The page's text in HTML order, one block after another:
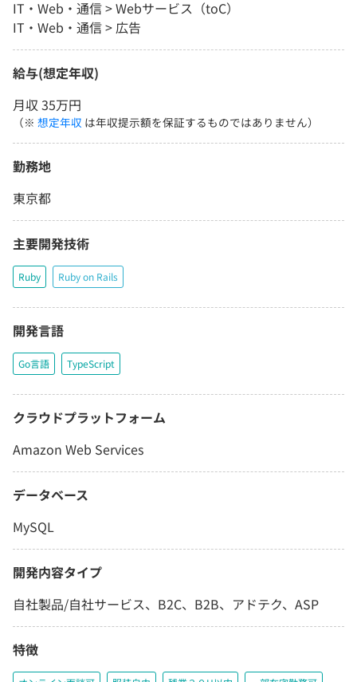
IT・Web・通信 > Webサービス（toC）
IT・Web・通信 > 広告
給与(想定年収)
月収 35万円
（※ 想定年収 は年収提示額を保証するものではありません）
勤務地
東京都
主要開発技術
Ruby Ruby on Rails
開発言語
Go言語 TypeScript
クラウドプラットフォーム
Amazon Web Services
データベース
MySQL
開発内容タイプ
自社製品/自社サービス、B2C、B2B、アドテク、ASP
特徴